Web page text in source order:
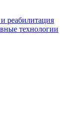
реабилитация
технологии